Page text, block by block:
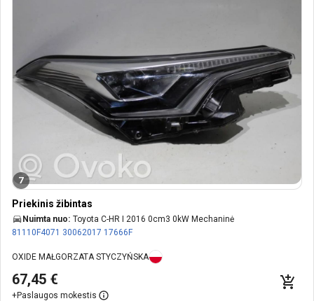
7
Priekinis žibintas
Nuimta nuo: Toyota C-HR I 2016 0cm3 0kW Mechaninė
81110F4071 30062017 17666F
OXIDE MAŁGORZATA STYCZYŃSKA
67,45 €
+Paslaugos mokestis